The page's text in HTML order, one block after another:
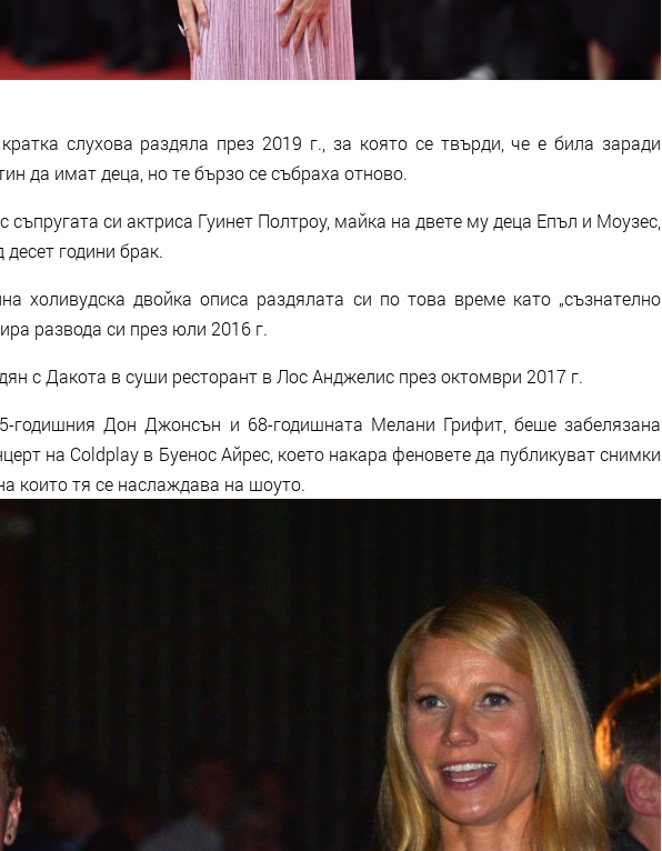
слухова раздяла през 2019 г., за която се твърди, че е била заради
да имат деца, но те бързо се събраха отново.
съпругата си актриса Гуинет Полтроу, майка на двете му деца Епъл и Моузес,
години брак.
холивудска двойка описа раздялата си по това време като „съзнателно
развода си през юли 2016 г.
с Дакота в суши ресторант в Лос Анджелис през октомври 2017 г.
годишния Дон Джонсън и 68-годишната Мелани Грифит, беше забелязана
на Coldplay в Буенос Айрес, което накара феновете да публикуват снимки
които тя се наслаждава на шоуто.